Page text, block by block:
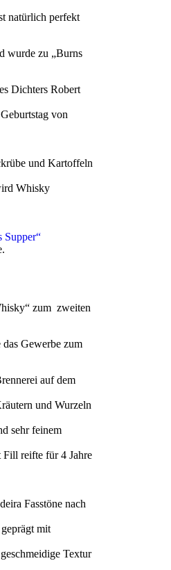
natürlich perfekt
wurde zu „Burns
Dichters Robert
von
und Kartoffeln
Whisky
Supper“
zum zweiten
Gewerbe zum
auf dem
und Wurzeln
sehr feinem
Fill reifte für 4 Jahre
Fasstöne nach
mit
Textur